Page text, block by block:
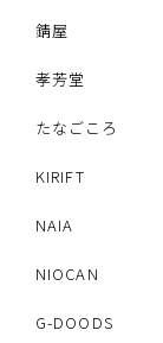
錆屋
孝芳堂
たなごころ
KIRIFT
NAIA
NIOCAN
G-DOODS